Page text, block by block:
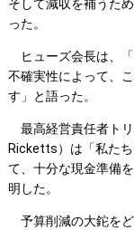
そして減収を補うた
った。
ヒューズ会長は、
不確実性によって、
す」と語った。
最高経営責任者ト
Ricketts）は「私た
て、十分な現金準備
明した。
予算削減の大鉈を